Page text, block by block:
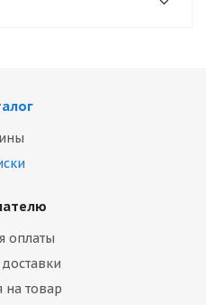
оплаты
на товар